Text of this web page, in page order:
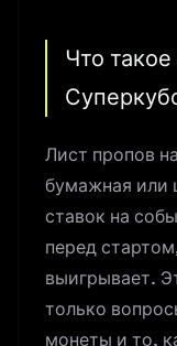
Что
Лист пропов
бумажная или
ставок на
перед
выигрывает.
только
монеты и то,